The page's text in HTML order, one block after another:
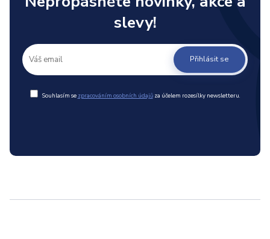
slevy!
Přihlásit se
Souhlasím se zpracováním osobních údajůza účelem rozesílky newsletteru.